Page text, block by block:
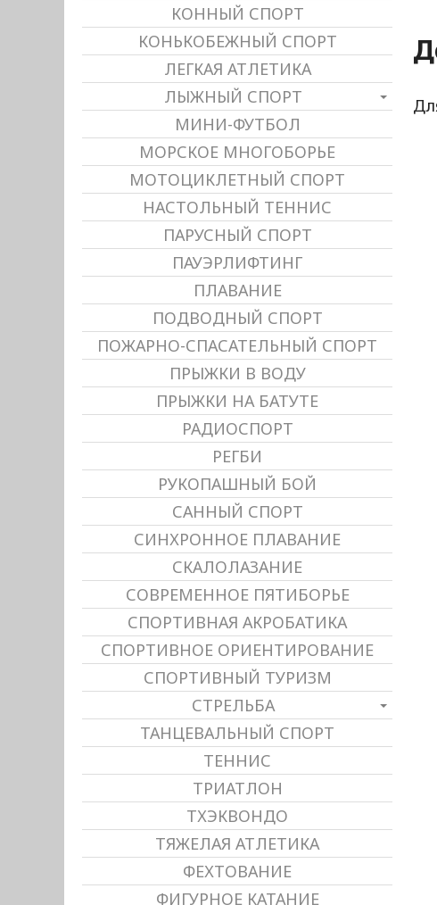
КОННЫЙ СПОРТ
КОНЬКОБЕЖНЫЙ СПОРТ
ЛЕГКАЯ АТЛЕТИКА
ЛЫЖНЫЙ СПОРТ
МИНИ-ФУТБОЛ
МОРСКОЕ МНОГОБОРЬЕ
МОТОЦИКЛЕТНЫЙ СПОРТ
НАСТОЛЬНЫЙ ТЕННИС
ПАРУСНЫЙ СПОРТ
ПАУЭРЛИФТИНГ
ПЛАВАНИЕ
ПОДВОДНЫЙ СПОРТ
ПОЖАРНО-СПАСАТЕЛЬНЫЙ СПОРТ
ПРЫЖКИ В ВОДУ
ПРЫЖКИ НА БАТУТЕ
РАДИОСПОРТ
РЕГБИ
РУКОПАШНЫЙ БОЙ
САННЫЙ СПОРТ
СИНХРОННОЕ ПЛАВАНИЕ
СКАЛОЛАЗАНИЕ
СОВРЕМЕННОЕ ПЯТИБОРЬЕ
СПОРТИВНАЯ АКРОБАТИКА
СПОРТИВНОЕ ОРИЕНТИРОВАНИЕ
СПОРТИВНЫЙ ТУРИЗМ
СТРЕЛЬБА
ТАНЦЕВАЛЬНЫЙ СПОРТ
ТЕННИС
ТРИАТЛОН
ТХЭКВОНДО
ТЯЖЕЛАЯ АТЛЕТИКА
ФЕХТОВАНИЕ
ФИГУРНОЕ КАТАНИЕ